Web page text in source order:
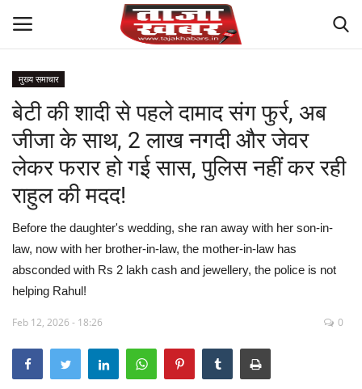
देश
मध्य प्रदेश
विश्व
मुख्य समाचार
विदेश
छत्तीसगढ़
राष्ट्रीय
मुख्य समाचार
बेटी की शादी से पहले दामाद संग फुर्र, अब
जीजा के साथ, 2 लाख नगदी और जेवर
लेकर फरार हो गई सास, पुलिस नहीं कर रही
राहुल की मदद!
Before the daughter's wedding, she ran away with her son-in-
law, now with her brother-in-law, the mother-in-law has
absconded with Rs 2 lakh cash and jewellery, the police is not
helping Rahul!
Feb 12, 2026 - 18:26 0